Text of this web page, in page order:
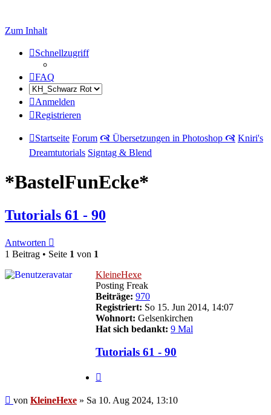
Zum Inhalt
Schnellzugriff
FAQ
Anmelden
Registrieren
Startseite Forum 🙧 Übersetzungen in Photoshop 🙧 Kniri's
Dreamtutorials Signtag & Blend
*BastelFunEcke*
Tutorials 61 - 90
Antworten
1 Beitrag • Seite 1 von 1
KleineHexe
Posting Freak
Beiträge: 970
Registriert: So 15. Jun 2014, 14:07
Wohnort: Gelsenkirchen
Hat sich bedankt: 9 Mal
Tutorials 61 - 90
Beitrag
von KleineHexe » Sa 10. Aug 2024, 13:10